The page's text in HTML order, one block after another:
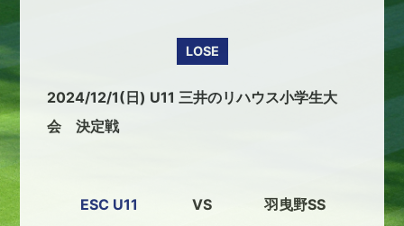
LOSE
2024/12/1(日) U11 三井のリハウス小学生大
会 決定戦
ESC U11 VS 羽曳野SS